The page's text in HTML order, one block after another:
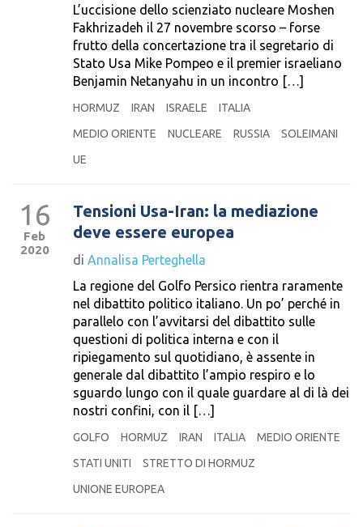
L’uccisione dello scienziato nucleare Moshen
Fakhrizadeh il 27 novembre scorso – forse
frutto della concertazione tra il segretario di
Stato Usa Mike Pompeo e il premier israeliano
Benjamin Netanyahu in un incontro […]
HORMUZ IRAN ISRAELE
ITALIA
MEDIO ORIENTE
NUCLEARE RUSSIA
SOLEIMANI
UE
16
Feb
2020
Tensioni Usa-Iran: la mediazione
deve essere europea
di Annalisa Perteghella
La regione del Golfo Persico rientra raramente
nel dibattito politico italiano. Un po’ perché in
parallelo con l’avvitarsi del dibattito sulle
questioni di politica interna e con il
ripiegamento sul quotidiano, è assente in
generale dal dibattito l’ampio respiro e lo
sguardo lungo con il quale guardare al di là dei
nostri confini, con il […]
GOLFO HORMUZ IRAN ITALIA
MEDIO ORIENTE
STATI UNITI
STRETTO DI HORMUZ
UNIONE EUROPEA